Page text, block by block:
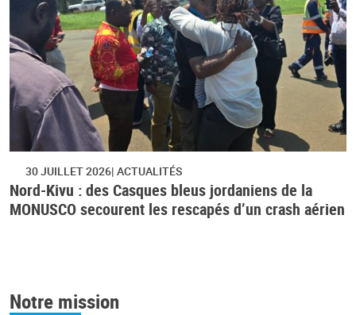
30 JUILLET 2026 ACTUALITÉS
Nord-Kivu : des Casques bleus jordaniens de la
MONUSCO secourent les rescapés d’un crash aérien
Notre mission